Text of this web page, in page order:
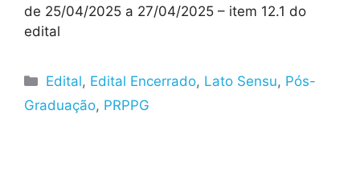
de 25/04/2025 a 27/04/2025 – item 12.1 do
edital
Edital, Edital Encerrado, Lato Sensu, Pós-
Graduação, PRPPG